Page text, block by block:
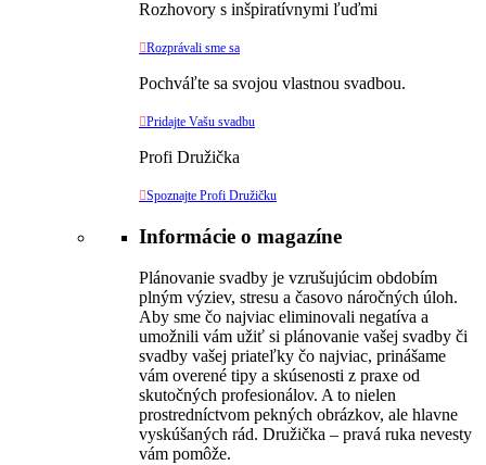
Rozhovory s inšpiratívnymi ľuďmi
Rozprávali sme sa
Pochváľte sa svojou vlastnou svadbou.
Pridajte Vašu svadbu
Profi Družička
Spoznajte Profi Družičku
Informácie o magazíne
Plánovanie svadby je vzrušujúcim obdobím
plným výziev, stresu a časovo náročných úloh.
Aby sme čo najviac eliminovali negatíva a
umožnili vám užiť si plánovanie vašej svadby či
svadby vašej priateľky čo najviac, prinášame
vám overené tipy a skúsenosti z praxe od
skutočných profesionálov. A to nielen
prostredníctvom pekných obrázkov, ale hlavne
vyskúšaných rád. Družička – pravá ruka nevesty
vám pomôže.